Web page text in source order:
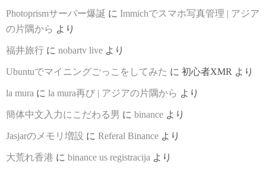
Photoprismサーバー爆誕 に Immichでスマホ写真管理 | アジア
の片隅から より
福井旅行 に nobartv live より
Ubuntuでマイニングごっこをしてみた に 初心者XMR より
la mura に la mura再び | アジアの片隅から より
簡体中文入力にこだわる男 に binance より
Jasjarのメモリ増設 に Referal Binance より
大荒れ香港 に binance us registracija より